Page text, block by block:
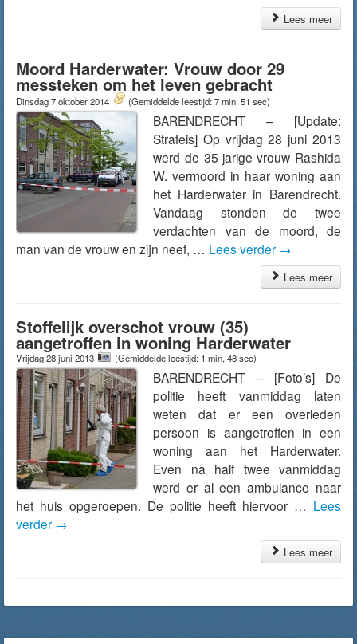
Lees meer
Moord Harderwater: Vrouw door 29
messteken om het leven gebracht
Dinsdag 7 oktober 2014 (Gemiddelde leestijd: 7 min, 51 sec)
BARENDRECHT – [Update:
Strafeis] Op vrijdag 28 juni 2013
werd de 35-jarige vrouw Rashida
W. vermoord in haar woning aan
het Harderwater in Barendrecht.
Vandaag stonden de twee
verdachten van de moord, de
man van de vrouw en zijn neef, … Lees verder →
Lees meer
Stoffelijk overschot vrouw (35)
aangetroffen in woning Harderwater
Vrijdag 28 juni 2013 (Gemiddelde leestijd: 1 min, 48 sec)
BARENDRECHT – [Foto’s] De
politie heeft vanmiddag laten
weten dat er een overleden
persoon is aangetroffen in een
woning aan het Harderwater.
Even na half twee vanmiddag
werd er al een ambulance naar
het huis opgeroepen. De politie heeft hiervoor … Lees
verder →
Lees meer